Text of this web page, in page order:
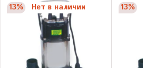
13% Нет в наличии 13%